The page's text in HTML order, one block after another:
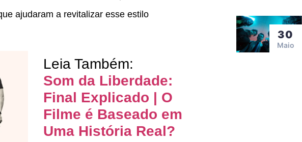
ajudaram a revitalizar esse estilo
Leia Também:
Som da Liberdade:
Final Explicado | O
Filme é Baseado em
Uma História Real?
30
Maio